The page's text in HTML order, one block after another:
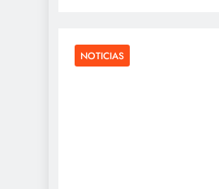
NOTICIAS